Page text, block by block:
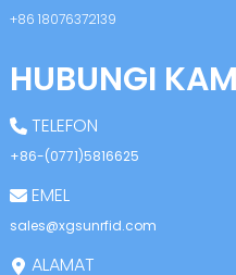
+86 18076372139
HUBUNGI
TELEFON
+86-(0771)5816625
EMEL
sales@xgsunrfid.com
ALAMAT